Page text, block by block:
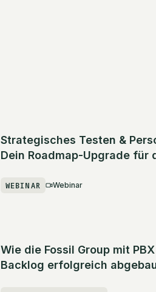
Strategisches Testen &
Dein Roadmap-Upgrade für
WEBINAR Webinar
Wie die Fossil Group mit
Backlog erfolgreich